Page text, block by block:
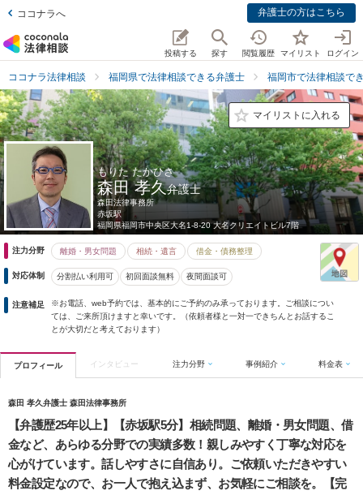
ココナラへ 弁護士の方はこちら
投稿する 探す 閲覧履歴 マイリスト ログイン
ココナラ法律相談 福岡県で法律相談できる弁護士 福岡市で法律相談で
マイリストに入れる
もりた たかひさ
森田 孝久弁護士
森田法律事務所
赤坂駅
福岡県福岡市中央区大名1-8-20 大名クリエイトビル7階
注力分野 離婚・男女問題 相続・遺言 借金・債務整理
対応体制 分割払い利用可 初回面談無料 夜間面談可
注意補足
※お電話、web予約では、基本的にご予約のみ承っております。ご相談につい
ては、ご来所頂けますと幸いです。（依頼者様と一対一できちんとお話するこ
とが大切だと考えております）
プロフィール インタビュー 注力分野 事例紹介 料金表
森田 孝久弁護士 森田法律事務所
【弁護歴25年以上】【赤坂駅5分】相続問題、離婚・男女問題、借
金など、あらゆる分野での実績多数！親しみやすく丁寧な対応を
心がけています。話しやすさに自信あり。ご依頼いただきやすい
料金設定なので、お一人で抱え込まず、お気軽にご相談を。【完